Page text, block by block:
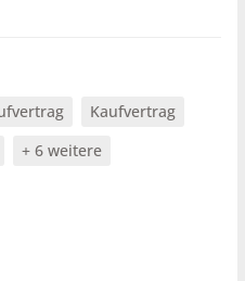
Kaufvertrag
+ 6 weitere